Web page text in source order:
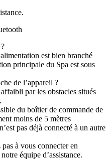
est bien branché
principale du Spa est sous
de l’appareil ?
par les obstacles situés
du boîtier de commande de
moins de 5 mètres
pas déjà connecté à un autre
à vous connecter en
équipe d’assistance.